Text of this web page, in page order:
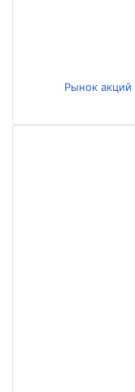
Рынок акций